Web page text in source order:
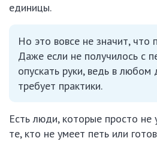
единицы.
Но это вовсе не значит, что
Даже если не получилось с
опускать руки, ведь в любом
требует практики.
Есть люди, которые просто не
те, кто не умеет петь или